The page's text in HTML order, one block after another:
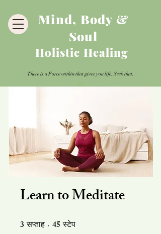
Mind, Body &
Soul
Holistic Healing
There is a Force within that gives you life. Seek that.
Learn to Meditate
3 सप्ताह 3 सप्ताह
45 स्टेप